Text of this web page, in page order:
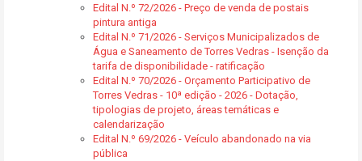
Edital N.º 72/2026 - Preço de venda de postais
pintura antiga
Edital N.º 71/2026 - Serviços Municipalizados de
Água e Saneamento de Torres Vedras - Isenção da
tarifa de disponibilidade - ratificação
Edital N.º 70/2026 - Orçamento Participativo de
Torres Vedras - 10ª edição - 2026 - Dotação,
tipologias de projeto, áreas temáticas e
calendarização
Edital N.º 69/2026 - Veículo abandonado na via
pública